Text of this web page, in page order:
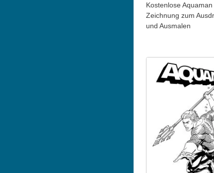
Kostenlose Aquaman
Zeichnung zum
und Ausmalen